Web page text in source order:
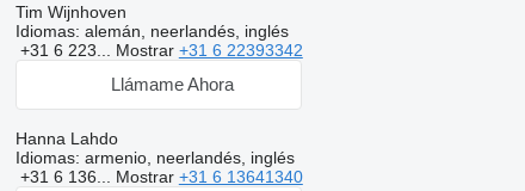
Tim Wijnhoven
Idiomas: alemán, neerlandés, inglés
+31 6 223... Mostrar +31 6 22393342
Llámame Ahora
Hanna Lahdo
Idiomas: armenio, neerlandés, inglés
+31 6 136... Mostrar +31 6 13641340